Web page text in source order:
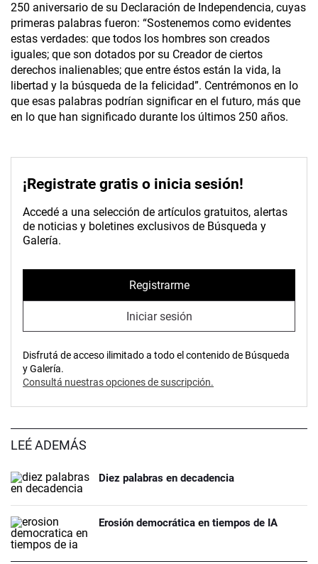
250 aniversario de su Declaración de Independencia, cuyas
primeras palabras fueron: “Sostenemos como evidentes
estas verdades: que todos los hombres son creados
iguales; que son dotados por su Creador de ciertos
derechos inalienables; que entre éstos están la vida, la
libertad y la búsqueda de la felicidad”. Centrémonos en lo
que esas palabras podrían significar en el futuro, más que
en lo que han significado durante los últimos 250 años.
¡Registrate gratis o inicia sesión!
Accedé a una selección de artículos gratuitos, alertas
de noticias y boletines exclusivos de Búsqueda y
Galería.
Registrarme
Iniciar sesión
Disfrutá de acceso ilimitado a todo el contenido de Búsqueda
y Galería.
Consultá nuestras opciones de suscripción.
LEÉ ADEMÁS
Diez palabras en decadencia
Erosión democrática en tiempos de IA